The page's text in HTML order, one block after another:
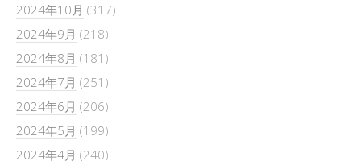
2024年10月 (317)
2024年9月 (218)
2024年8月 (181)
2024年7月 (251)
2024年6月 (206)
2024年5月 (199)
2024年4月 (240)